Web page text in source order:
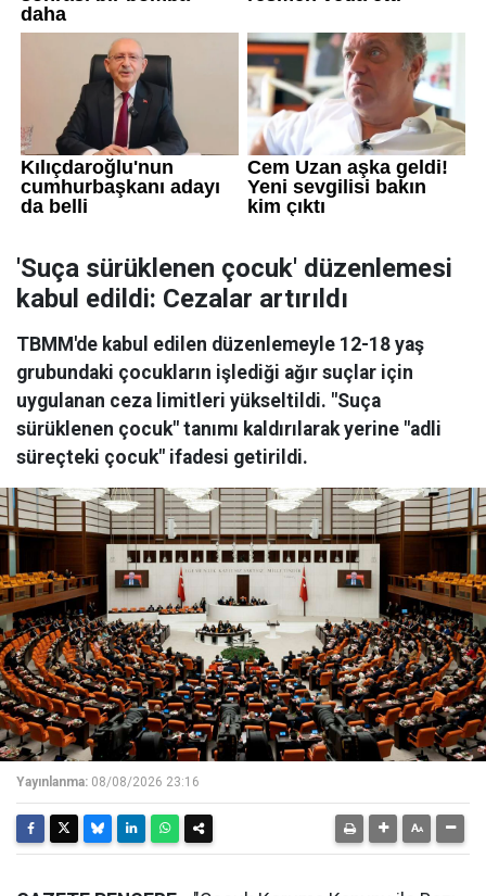
'Suça sürüklenen çocuk' düzenlemesi
kabul edildi: Cezalar artırıldı
TBMM'de kabul edilen düzenlemeyle 12-18 yaş
grubundaki çocukların işlediği ağır suçlar için
uygulanan ceza limitleri yükseltildi. "Suça
sürüklenen çocuk" tanımı kaldırılarak yerine "adli
süreçteki çocuk" ifadesi getirildi.
Yayınlanma: 08/08/2026 23:16